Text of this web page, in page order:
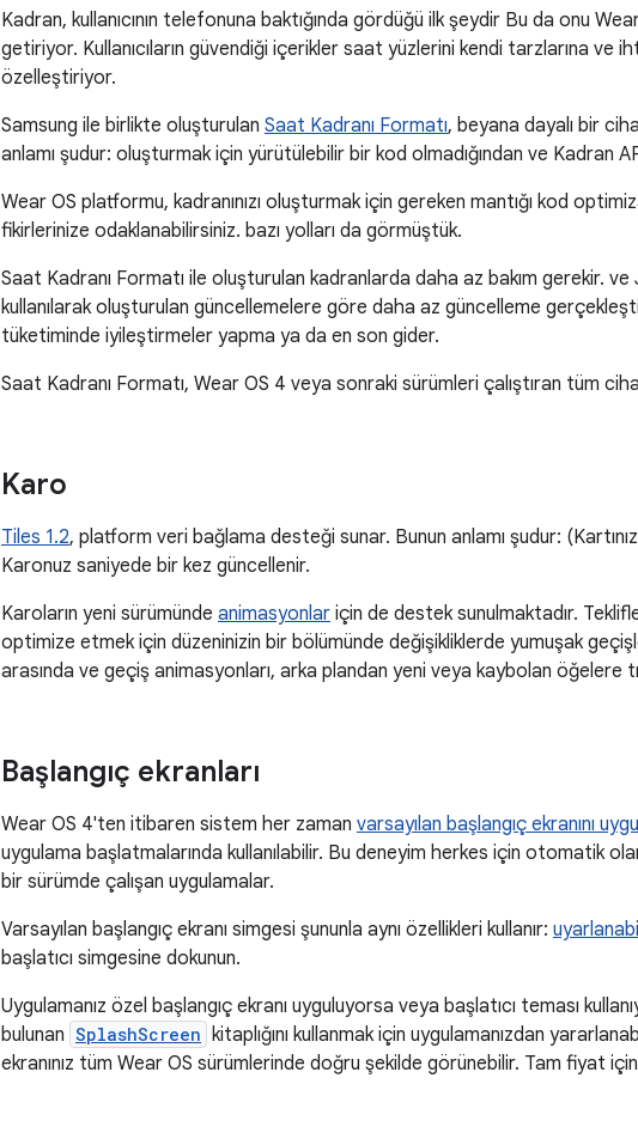
Kadran, kullanıcının telefonuna baktığında gördüğü ilk şeydir Bu da onu
getiriyor. Kullanıcıların güvendiği içerikler saat yüzlerini kendi tarzlarına ve
özelleştiriyor.
Samsung ile birlikte oluşturulan Saat Kadranı Formatı, beyana dayalı bir
anlamı şudur: oluşturmak için yürütülebilir bir kod olmadığından ve Kadran
Wear OS platformu, kadranınızı oluşturmak için gereken mantığı kod
fikirlerinize odaklanabilirsiniz. bazı yolları da görmüştük.
Saat Kadranı Formatı ile oluşturulan kadranlarda daha az bakım gerekir.
kullanılarak oluşturulan güncellemelere göre daha az güncelleme
tüketiminde iyileştirmeler yapma ya da en son gider.
Saat Kadranı Formatı, Wear OS 4 veya sonraki sürümleri çalıştıran tüm
Karo
Tiles 1.2, platform veri bağlama desteği sunar. Bunun anlamı şudur:
Karonuz saniyede bir kez güncellenir.
Karoların yeni sürümünde animasyonlar için de destek sunulmaktadır.
optimize etmek için düzeninizin bir bölümünde değişikliklerde yumuşak
arasında ve geçiş animasyonları, arka plandan yeni veya kaybolan öğelere
Başlangıç ekranları
Wear OS 4'ten itibaren sistem her zaman varsayılan başlangıç ekranını
uygulama başlatmalarında kullanılabilir. Bu deneyim herkes için otomatik
bir sürümde çalışan uygulamalar.
Varsayılan başlangıç ekranı simgesi şununla aynı özellikleri kullanır:
başlatıcı simgesine dokunun.
Uygulamanız özel başlangıç ekranı uyguluyorsa veya başlatıcı teması
bulunan SplashScreen kitaplığını kullanmak için uygulamanızdan
ekranınız tüm Wear OS sürümlerinde doğru şekilde görünebilir. Tam fiyat için